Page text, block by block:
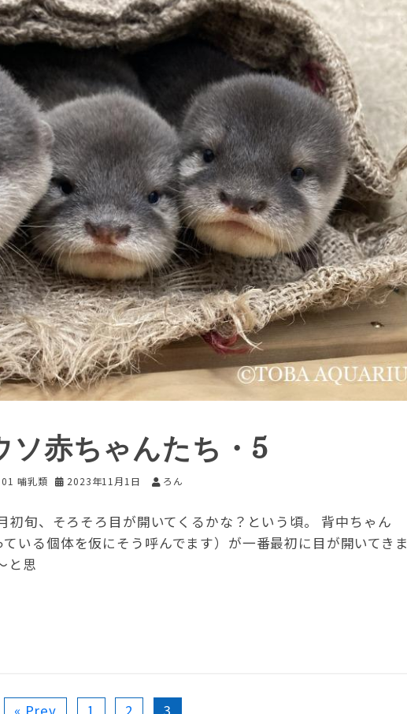
ソ赤ちゃんたち・5
01 哺乳類 2023年11月1日 ろん
初旬、そろそろ目が開いてくるかな？という頃。 背中ちゃん
いる個体を仮にそう呼んでます）が一番最初に目が開いてきま
と思